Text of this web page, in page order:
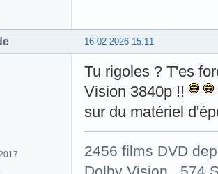
16-02-2026 15:11
Tu rigoles ? T'es
Vision 3840p !!
sur du matériel
2456 films DVD
Dolby Vision , 574